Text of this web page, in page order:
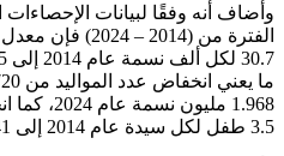
وأضاف أنه وفقًا لبيانات الإحصاءات
الفترة من (2014
1.968
3.5 طفل لكل سيدة عام 2014 إلى 2.41 طفل لكل سيدة عام 2024.